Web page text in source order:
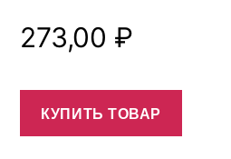
273,00 ₽
КУПИТЬ ТОВАР